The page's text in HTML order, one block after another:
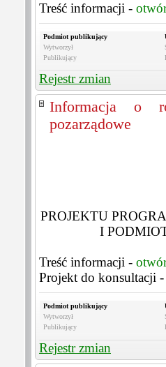
Treść informacji -
Podmiot publikujący
Wytworzył
Publikujący
Rejestr zmian
Informacja o
pozarządowe
PROJEKTU
I
Treść informacji -
Projekt do konsultacji
Podmiot publikujący
Wytworzył
Publikujący
Rejestr zmian